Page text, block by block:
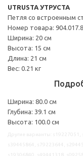
UTRUSTA УТРУСТА
Петля со встроенным
Номер товара:
Ширина: 20 см
Высота: 15 см
Длина: 21 см
Вес: 0.21 кг
Ширина: 80.0 см
Глубина: 39.1 см
Высота: 100.0 см